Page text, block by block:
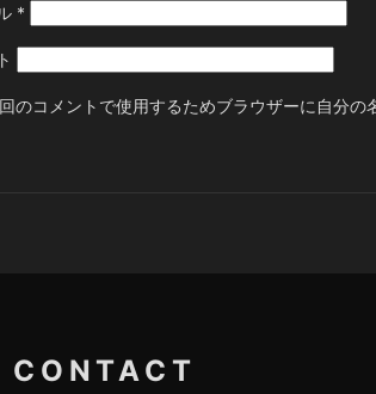
*
のコメントで使用するためブラウザーに自分の
CONTACT